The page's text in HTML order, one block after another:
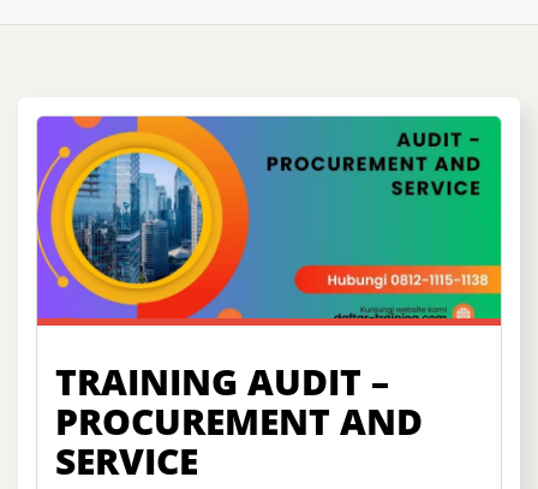
Indonesia
TRAINING AUDIT –
PROCUREMENT AND
SERVICE